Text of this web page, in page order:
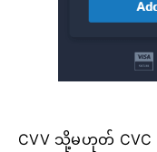
CVV သို့မဟုတ် СVС